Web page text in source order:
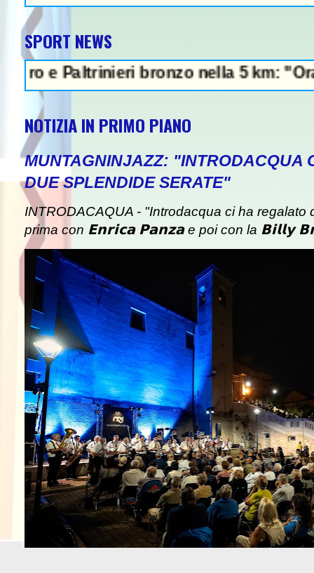
SPORT NEWS
bronzo nella 5 km: "Ora ci
NOTIZIA IN PRIMO PIANO
MUNTAGNINJAZZ: "INTRODACQUA
DUE SPLENDIDE SERATE"
INTRODACAQUA - "Introdacqua ci ha regalato
prima con 𝗘𝗻𝗿𝗶𝗰𝗮 𝗣𝗮𝗻𝘇𝗮 e poi con la 𝗕𝗶𝗹𝗹𝘆